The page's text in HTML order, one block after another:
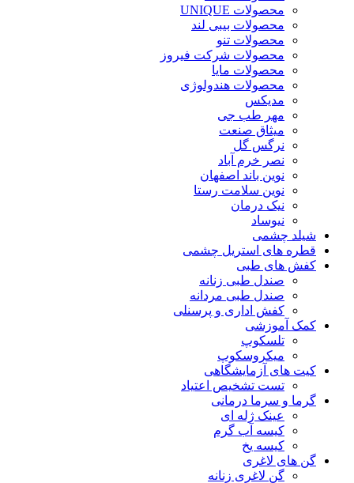
محصولات UNIQUE
محصولات بیبی لند
محصولات تنو
محصولات شرکت فیروز
محصولات مایا
محصولات هندولوژی
مدیکس
مهر طب جی
میثاق صنعت
نرگس گل
نصر خرم آباد
نوین باند اصفهان
نوین سلامت رستا
نیک درمان
نیوساد
شیلد چشمی
قطره های استریل چشمی
کفش های طبی
صندل طبی زنانه
صندل طبی مردانه
کفش اداری و پرسنلی
کمک آموزشی
تلسکوپ
میکروسکوپ
کیت های آزمایشگاهی
تست تشخیص اعتیاد
گرما و سرما درمانی
عینک ژله ای
کیسه آب گرم
کیسه یخ
گن های لاغری
گن لاغری زنانه